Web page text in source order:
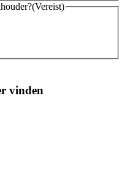
(Vereist)
vinden